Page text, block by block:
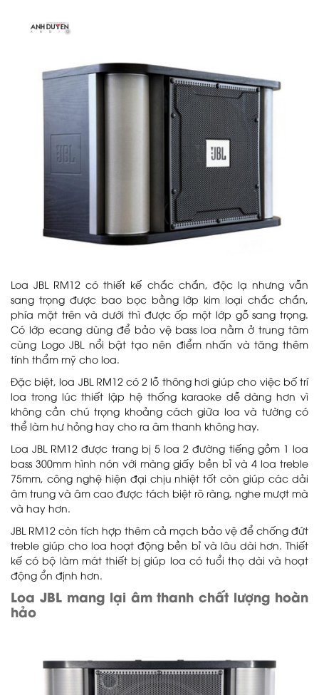
Loa JBL RM12 có thiết kế chắc chắn, độc lạ nhưng vẫn
sang trọng được bao bọc bằng lớp kim loại chắc chắn,
phía mặt trên và dưới thì được ốp một lớp gỗ sang trọng.
Có lớp ecang dùng để bảo vệ bass loa nằm ở trung tâm
cùng Logo JBL nổi bật tạo nên điểm nhấn và tăng thêm
tính thẩm mỹ cho loa.
Đặc biệt, loa JBL RM12 có 2 lỗ thông hơi giúp cho việc bố trí
loa trong lúc thiết lập hệ thống karaoke dễ dàng hơn vì
không cần chú trọng khoảng cách giữa loa và tường có
thể làm hư hỏng hay cho ra âm thanh không hay.
Loa JBL RM12 được trang bị 5 loa 2 đường tiếng gồm 1 loa
bass 300mm hình nón với màng giấy bền bỉ và 4 loa treble
75mm, công nghệ hiện đại chịu nhiệt tốt còn giúp các dải
âm trung và âm cao được tách biệt rõ ràng, nghe mượt mà
và hay hơn.
JBL RM12 còn tích hợp thêm cả mạch bảo vệ để chống đứt
treble giúp cho loa hoạt động bền bỉ và lâu dài hơn. Thiết
kế có bộ làm mát thiết bị giúp loa có tuổi thọ dài và hoạt
động ổn định hơn.
Loa JBL mang lại âm thanh chất lượng hoàn
hảo